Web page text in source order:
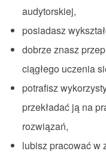
audytorskiej,
posiadasz
dobrze znasz
ciągłego uczenia
potrafisz
przekładać ją na
rozwiązań,
lubisz pracować w